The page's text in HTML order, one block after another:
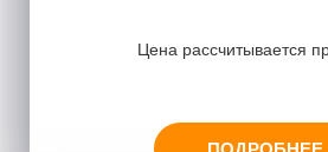
Цена рассчитывается